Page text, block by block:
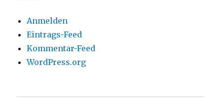
Anmelden
Eintrags-Feed
Kommentar-Feed
WordPress.org